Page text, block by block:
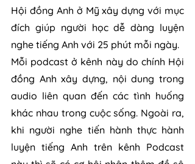
Hội đồng Anh ở Mỹ xây dựng với mục
đích giúp người học dễ dàng luyện
nghe tiếng Anh với 25 phút mỗi ngày.
Mỗi podcast ở kênh này do chính Hội
đồng Anh xây dựng, nội dung trong
audio liên quan đến các tình huống
khác nhau trong cuộc sống. Ngoài ra,
khi người nghe tiến hành thực hành
luyện tiếng Anh trên kênh Podcast